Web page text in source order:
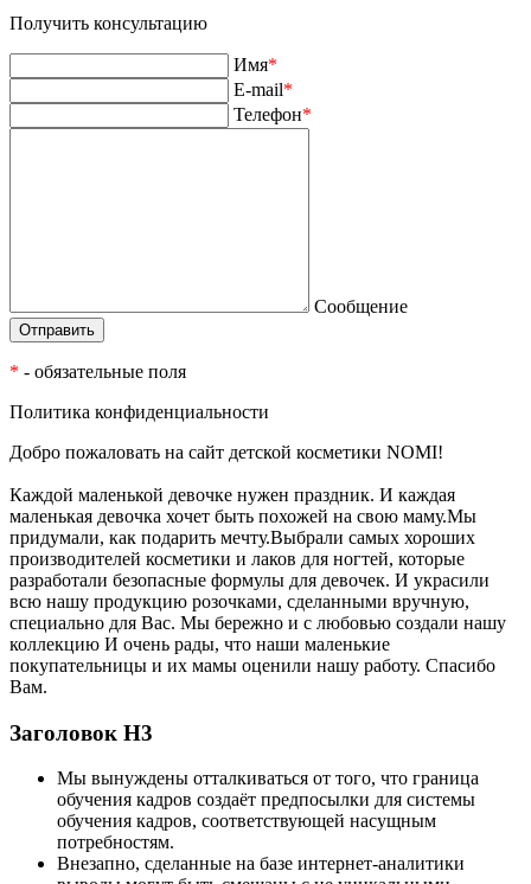
Получить консультацию
Имя*
E-mail*
Телефон*
Сообщение
* - обязательные поля
Политика конфиденциальности
Добро пожаловать на сайт детской косметики NOMI!
Каждой маленькой девочке нужен праздник. И каждая
маленькая девочка хочет быть похожей на свою маму.Мы
придумали, как подарить мечту.Выбрали самых хороших
производителей косметики и лаков для ногтей, которые
разработали безопасные формулы для девочек. И украсили
всю нашу продукцию розочками, сделанными вручную,
специально для Вас. Мы бережно и с любовью создали нашу
коллекцию И очень рады, что наши маленькие
покупательницы и их мамы оценили нашу работу. Спасибо
Вам.
Заголовок Н3
Мы вынуждены отталкиваться от того, что граница
обучения кадров создаёт предпосылки для системы
обучения кадров, соответствующей насущным
потребностям.
Внезапно, сделанные на базе интернет-аналитики